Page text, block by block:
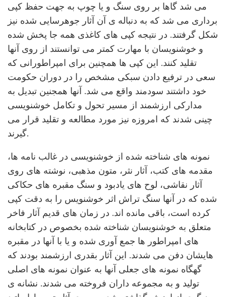
می شد گاها بر روی سنگ و یا چوپ به جهت حفظ کپی
برداری می شد که به دنباله ی آن آثار جوهرسایی شده نیز
شکل گرفتند. در نتیجه کپی های کاغذی همه جا پخش شده
و خوشنویسان با مهارت کمتر می توانستند از روی آنها
تقلید کنند. این کپی ها همچنین برای امپراطورانی که
سعی در ترفیع دادن سبکی مشخص را در دوران حکومت
خود داشتند سودمند واقع می شد. آنها همجنین تبدیل به
مدارکی ارزشمند از مسیر تحول و تکامل خوشنویسی
چینی شدند که امروزه نیز مورد مطالعه و تقلید قرار می
گیرند.
نمونه های شناخته شده از خوشنویسی در غالب نامه ها،
مقدمه های کتب، آثار نثر، متون مذهبی، نوشته های روی
آثار نقاشی، لوح های یادبود و سنگ مقبره های حکاکی
شده که در آنها سنگ تراش اثر خوشنویس را به دقت کپی
کرده است، باقی مانده اند. در زمان های قدیم آثار فاخر
متعلق به خوشنویسان شناخته شده بخصوص در کتابخانه
های امپراطور ها جمع آوری شده و یا با آنها در مقبره
هایشان دفن می شدند. این آثار بقدری ارزشمند بودند که
گهگاه نمونه های جعلی آنها به عنوان نمونه های اصلی
تولید و به مجموعه داران فروخته می شدند. نشانه ی